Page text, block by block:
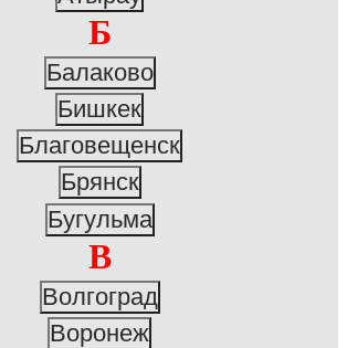
Б
Балаково
Бишкек
Благовещенск
Брянск
Бугульма
В
Волгоград
Воронеж